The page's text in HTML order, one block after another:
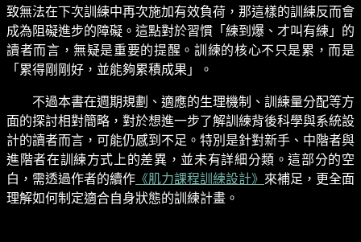
致無法在下次訓練中再次施加有效負荷，那這樣的訓練反而會
成為阻礙進步的障礙。這點對於習慣「練到爆、才叫有練」的
讀者而言，無疑是重要的提醒。訓練的核心不只是累，而是
「累得剛剛好，並能夠累積成果」。
不過本書在週期規劃、適應的生理機制、訓練量分配等方
面的探討相對簡略，對於想進一步了解訓練背後科學與系統設
計的讀者而言，可能仍感到不足。特別是針對新手、中階者與
進階者在訓練方式上的差異，並未有詳細分類。這部分的空
白，需透過作者的續作 《肌力課程訓練設計》 來補足，更全面
理解如何制定適合自身狀態的訓練計畫。